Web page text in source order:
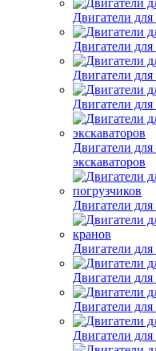
Двигатели
Двигатели для
Двигатели
Двигатели
Двигатели
экскаваторов
Двигатели
Двигатели
Двигатели для
Двигатели для
Двигатели для